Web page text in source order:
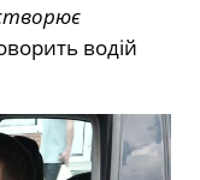
водій